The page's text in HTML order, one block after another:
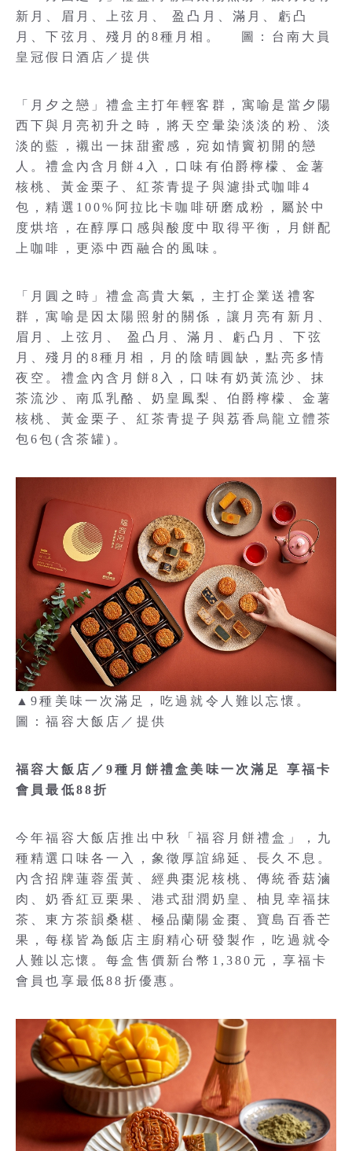
新月、眉月、上弦月、 盈凸月、滿月、虧凸
月、下弦月、殘月的8種月相。 圖：台南大員
皇冠假日酒店／提供
「月夕之戀」禮盒主打年輕客群，寓喻是當夕陽
西下與月亮初升之時，將天空暈染淡淡的粉、淡
淡的藍，襯出一抹甜蜜感，宛如情竇初開的戀
人。禮盒內含月餅4入，口味有伯爵檸檬、金薯
核桃、黃金栗子、紅茶青提子與濾掛式咖啡4
包，精選100%阿拉比卡咖啡研磨成粉，屬於中
度烘培，在醇厚口感與酸度中取得平衡，月餅配
上咖啡，更添中西融合的風味。
「月圓之時」禮盒高貴大氣，主打企業送禮客
群，寓喻是因太陽照射的關係，讓月亮有新月、
眉月、上弦月、 盈凸月、滿月、虧凸月、下弦
月、殘月的8種月相，月的陰晴圓缺，點亮多情
夜空。禮盒內含月餅8入，口味有奶黃流沙、抹
茶流沙、南瓜乳酪、奶皇鳳梨、伯爵檸檬、金薯
核桃、黃金栗子、紅茶青提子與荔香烏龍立體茶
包6包(含茶罐)。
▲9種美味一次滿足，吃過就令人難以忘懷。
圖：福容大飯店／提供
福容大飯店／9種月餅禮盒美味一次滿足 享福卡
會員最低88折
今年福容大飯店推出中秋「福容月餅禮盒」，九
種精選口味各一入，象徵厚誼綿延、長久不息。
內含招牌蓮蓉蛋黃、經典棗泥核桃、傳統香菇滷
肉、奶香紅豆栗果、港式甜潤奶皇、柚見幸福抹
茶、東方茶韻桑椹、極品蘭陽金棗、寶島百香芒
果，每樣皆為飯店主廚精心研發製作，吃過就令
人難以忘懷。每盒售價新台幣1,380元，享福卡
會員也享最低88折優惠。